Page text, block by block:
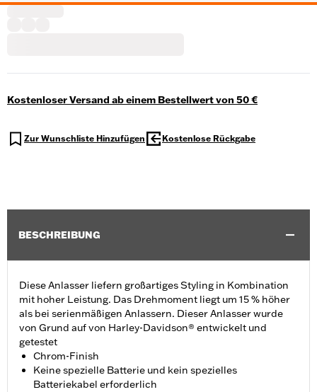
Kostenloser Versand ab einem Bestellwert von 50 €
Zur Wunschliste Hinzufügen Kostenlose Rückgabe
BESCHREIBUNG
Diese Anlasser liefern großartiges Styling in Kombination
mit hoher Leistung. Das Drehmoment liegt um 15 % höher
als bei serienmäßigen Anlassern. Dieser Anlasser wurde
von Grund auf von Harley-Davidson® entwickelt und
getestet
Chrom-Finish
Keine spezielle Batterie und kein spezielles
Batteriekabel erforderlich